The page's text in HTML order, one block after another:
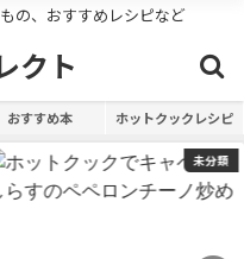
の、おすすめレシピなど
クト
おすすめ本 ホットクックレシピ